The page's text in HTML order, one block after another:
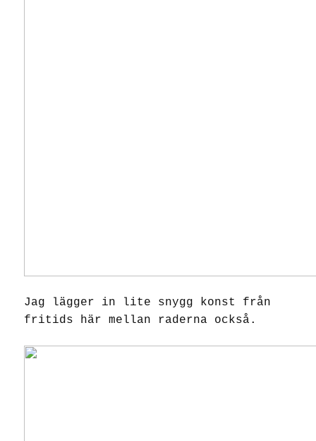
Jag lägger in lite snygg konst från
fritids här mellan raderna också.